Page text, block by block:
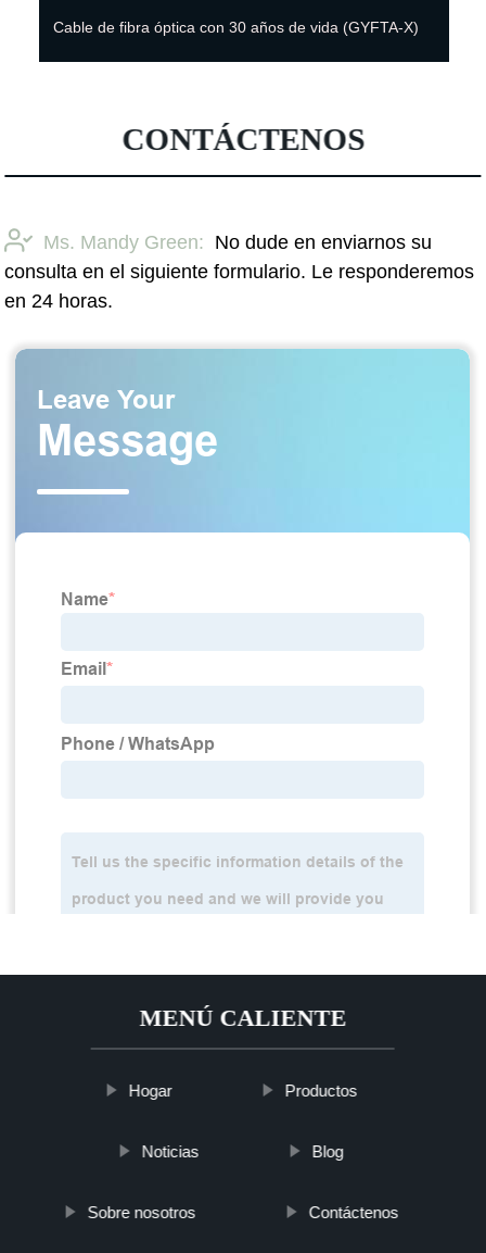
Cable de fibra óptica con 30 años de vida (GYFTA-X)
CONTÁCTENOS
Ms. Mandy Green: No dude en enviarnos su
consulta en el siguiente formulario. Le responderemos
en 24 horas.
MENÚ CALIENTE
Hogar Productos
Noticias Blog
Sobre nosotros Contáctenos